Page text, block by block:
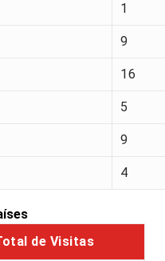
1
9
16
5
9
4
de Visitas